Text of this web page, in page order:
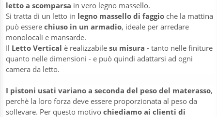
letto a scomparsa in vero legno massello.
Si tratta di un letto in legno massello di faggio che la mattina
può esserechiuso in un armadio, ideale per arredare
monolocali e mansarde.
Il Letto Vertical è realizzabilesu misura - tanto nelle finiture
quanto nelle dimensioni - e può quindi adattarsi ad ogni
camera da letto.
I pistoni usati variano a seconda del peso del materasso,
perchè la loro forza deve essere proporzionata al peso da
sollevare. Per questo motivochiediamo ai clienti di